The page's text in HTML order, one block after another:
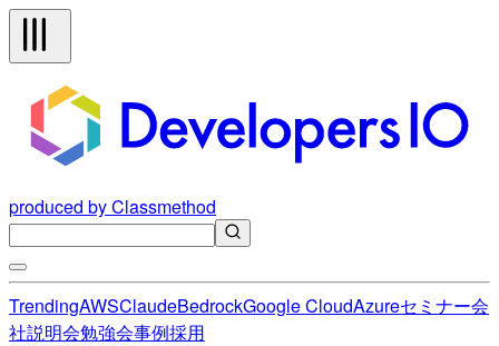
produced by Classmethod
TrendingAWSClaudeBedrockGoogle CloudAzureセミナー会
社説明会勉強会事例採用